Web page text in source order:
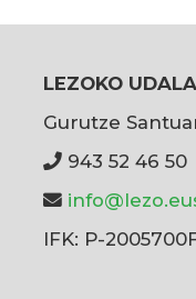
LEZOKO UDALA
Gurutze
943 52 46 50
IFK: P-